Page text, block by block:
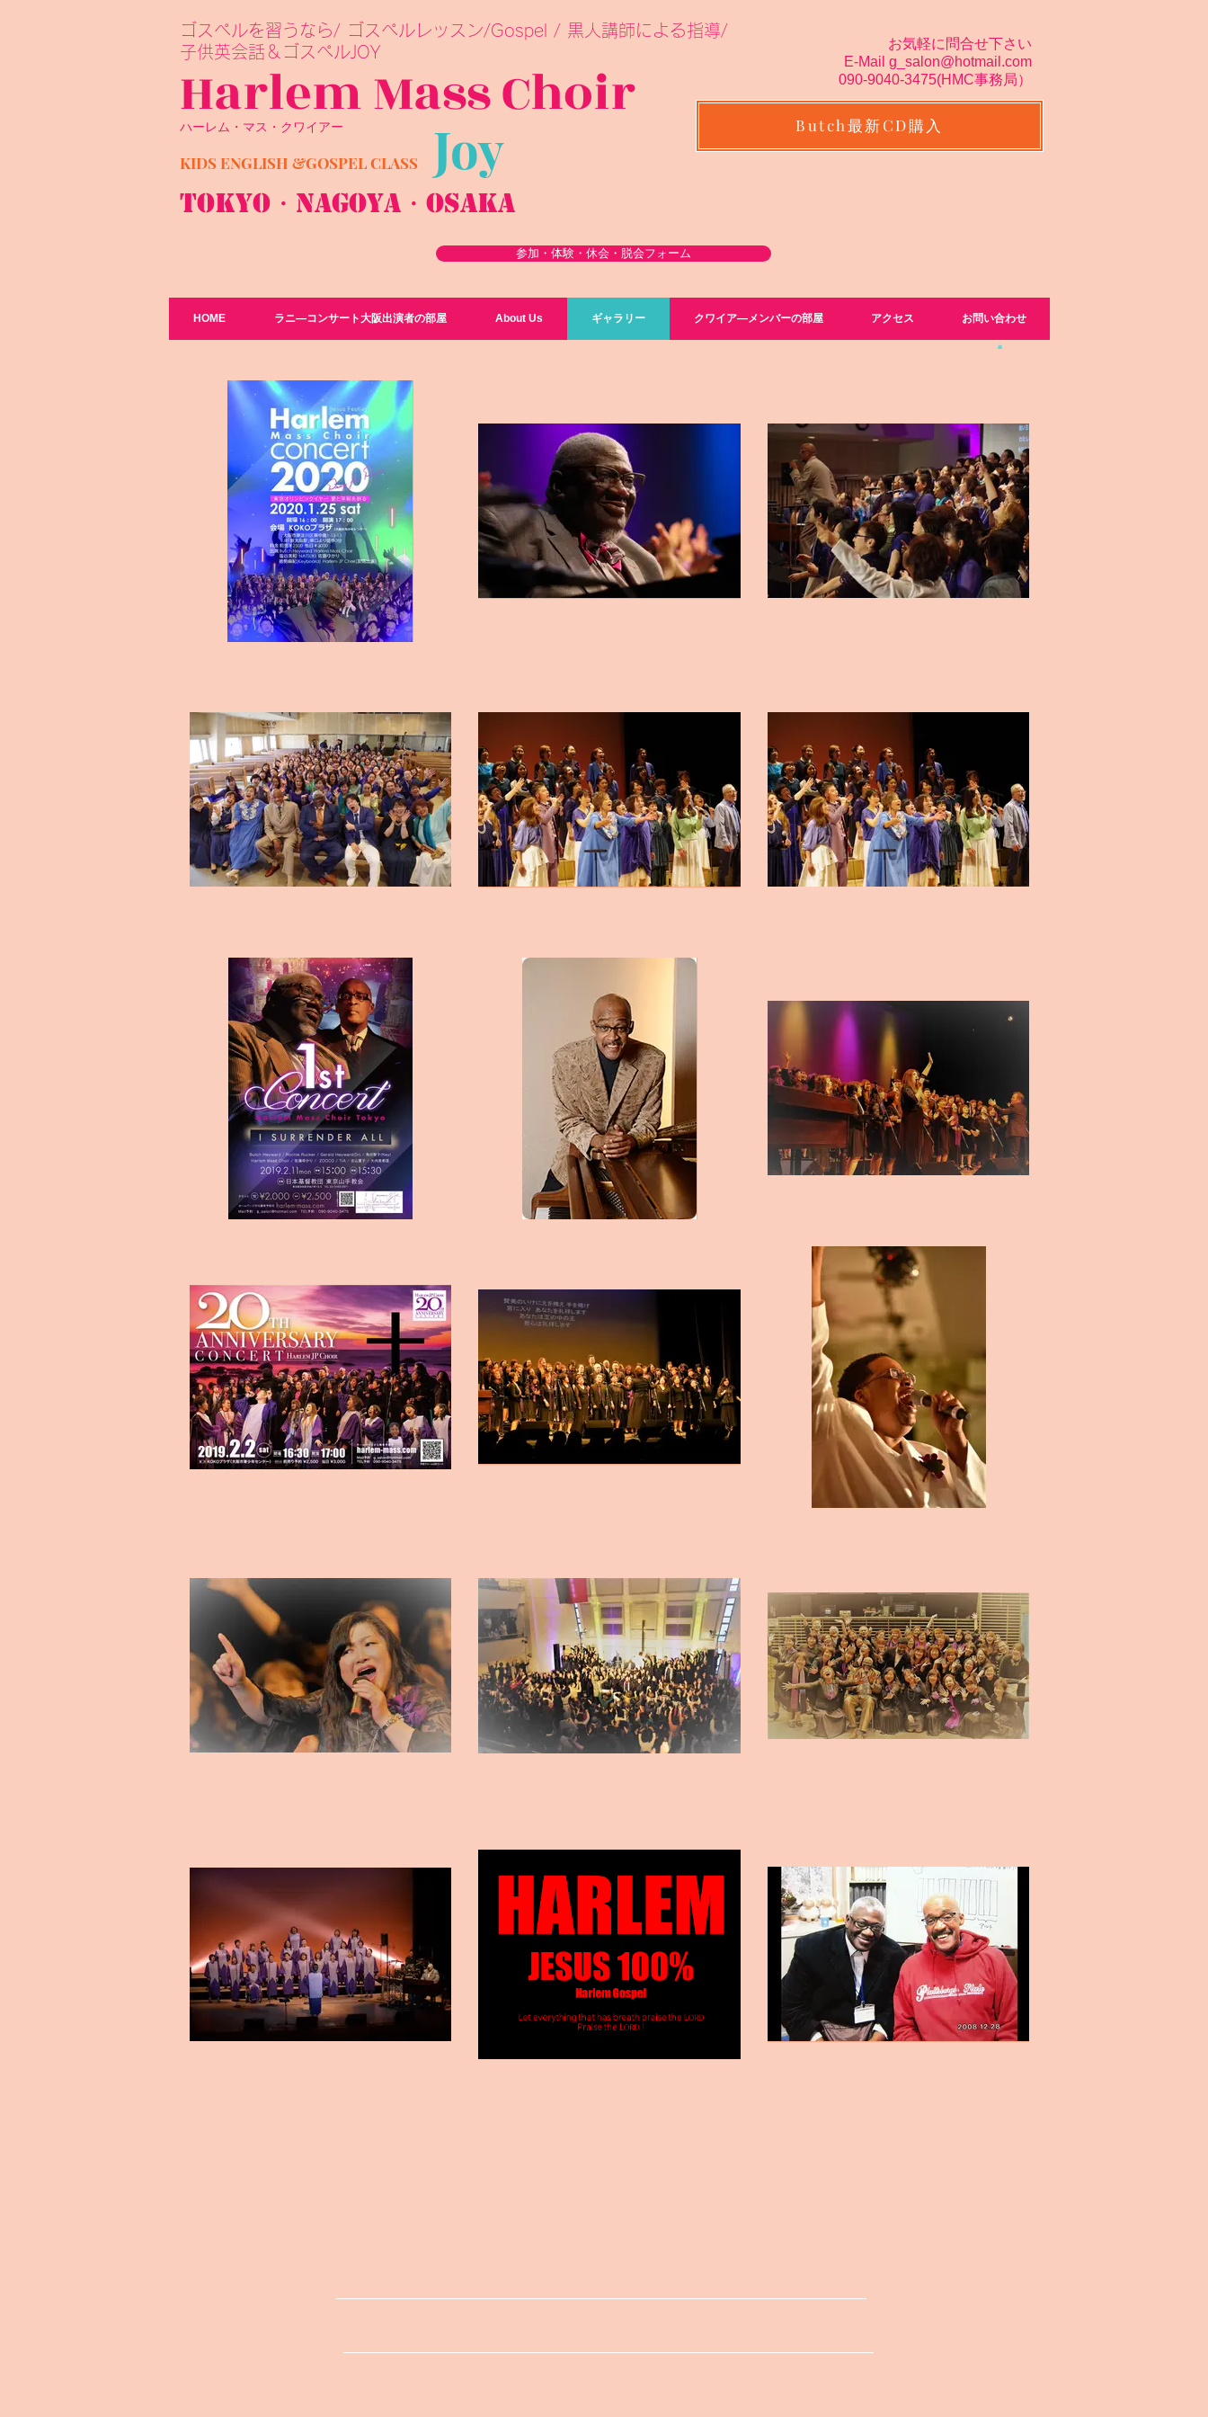
​ゴスペルを習うなら/ ゴスペルレッスン/Gospel / 黒人講師による指導/
子供英会話＆ゴスペルJOY
Harlem Mass Choir
ハーレム・マス・クワイアー
KIDS ENGLISH &GOSPEL CLASS Joy
お気軽に問合せ下さい
E-Mail g_salon@hotmail.com
090-9040-3475(H MC事務局）
Butch最新CD購入
TOKYO・Nagoya・Osaka
参加・体験・休会・脱会フォーム
HOME ラニ―コンサート大阪出演者の部屋 About Us ギャラリー クワイア―メンバーの部屋 アクセス お問い合わせ